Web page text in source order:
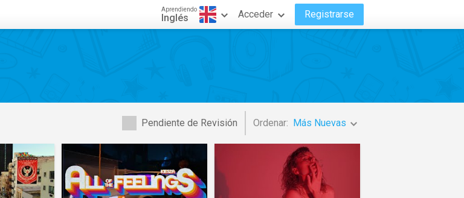
Aprendiendo
Inglés Acceder Registrarse
Pendiente de Revisión Ordenar: Más Nuevas